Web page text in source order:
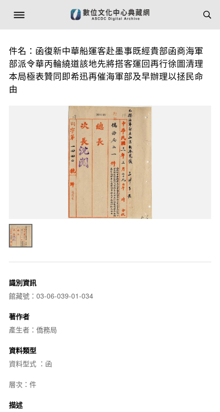
件名：函復新中華船運客赴墨事既經貴部函商海軍
部派令華丙輪繞道該地先將搭客運回再行徐圖清理
本局極表贊同即希迅再催海軍部及早辦理以拯民命
由
識別資訊
館藏號：03-06-039-01-034
著作者
產生者：僑務局
資料類型
資料型式 ：函
層次：件
描述